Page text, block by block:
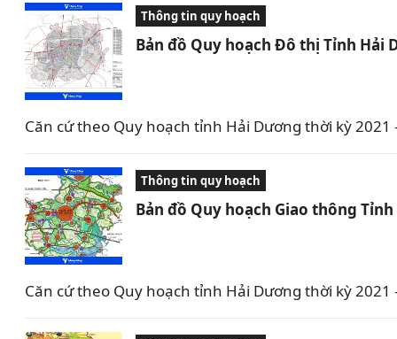
Thông tin quy hoạch
Bản đồ Quy hoạch Đô thị Tỉnh Hải
Căn cứ theo Quy hoạch tỉnh Hải Dương thời kỳ
Thông tin quy hoạch
Bản đồ Quy hoạch Giao thông
Căn cứ theo Quy hoạch tỉnh Hải Dương thời kỳ